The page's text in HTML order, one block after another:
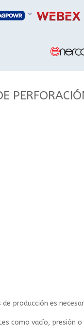
de producción es
como vacío, presión